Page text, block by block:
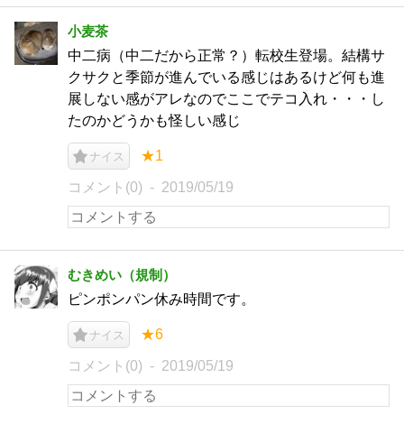
小麦茶
中二病（中二だから正常？）転校生登場。結構サ
クサクと季節が進んでいる感じはあるけど何も進
展しない感がアレなのでここでテコ入れ・・・し
たのかどうかも怪しい感じ
ナイス ★1
コメント(0) 2019/05/19
むきめい（規制）
ピンポンパン休み時間です。
ナイス ★6
コメント(0) 2019/05/19